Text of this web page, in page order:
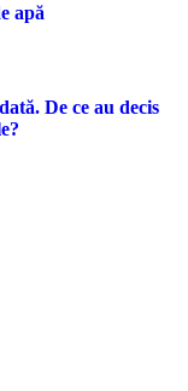
apă
De ce au decis